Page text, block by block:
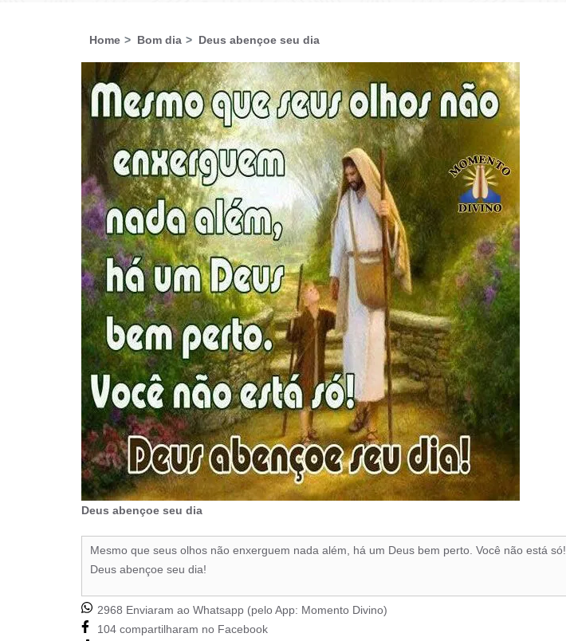
Home Bom dia Deus abençoe seu dia
Deus abençoe seu dia
Mesmo que seus olhos não enxerguem nada além, há um Deus bem perto. Você não está só!
Deus abençoe seu dia!
2968 Enviaram ao Whatsapp (pelo App: Momento Divino)
104 compartilharam no Facebook